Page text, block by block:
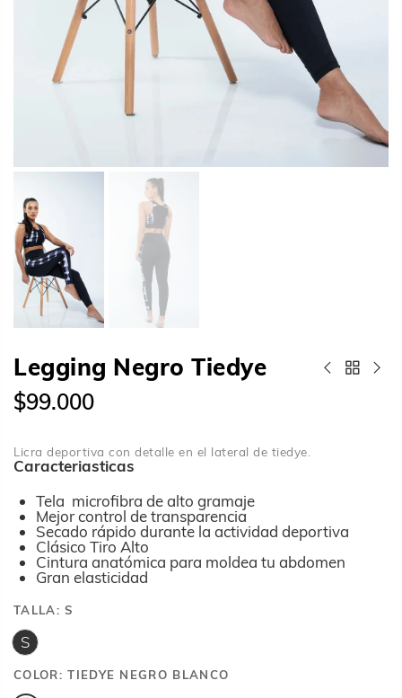
Legging Negro Tiedye
$99.000
Licra deportiva con detalle en el lateral de tiedye.
Caracteriasticas
Tela microfibra de alto gramaje
Mejor control de transparencia
Secado rápido durante la actividad deportiva
Clásico Tiro Alto
Cintura anatómica para moldea tu abdomen
Gran elasticidad
TALLA:S
S
COLOR:TIEDYE NEGRO BLANCO